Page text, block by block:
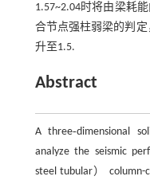
1.57~2.04时将由梁耗
合节点强柱弱梁的判
升至1.5.
Abstract
A three‑dimensional
analyze the seismic
steel tubular） column-